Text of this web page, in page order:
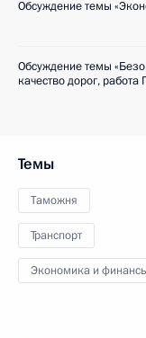
Обсуждение темы
Обсуждение темы
качество дорог,
Темы
Таможня
Транспорт
Экономика и